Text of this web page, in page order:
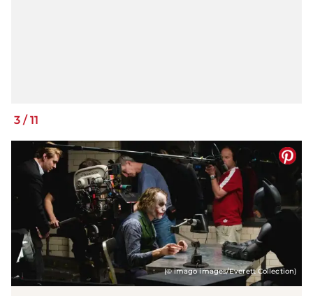
3 /11
(© imago images/Everett Collection)